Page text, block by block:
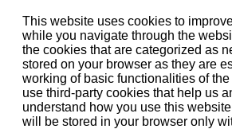
This website uses cookies to
while you navigate through the
the cookies that are categorized as
stored on your browser as they are
working of basic functionalities of
use third-party cookies that help us
understand how you use this
will be stored in your browser only